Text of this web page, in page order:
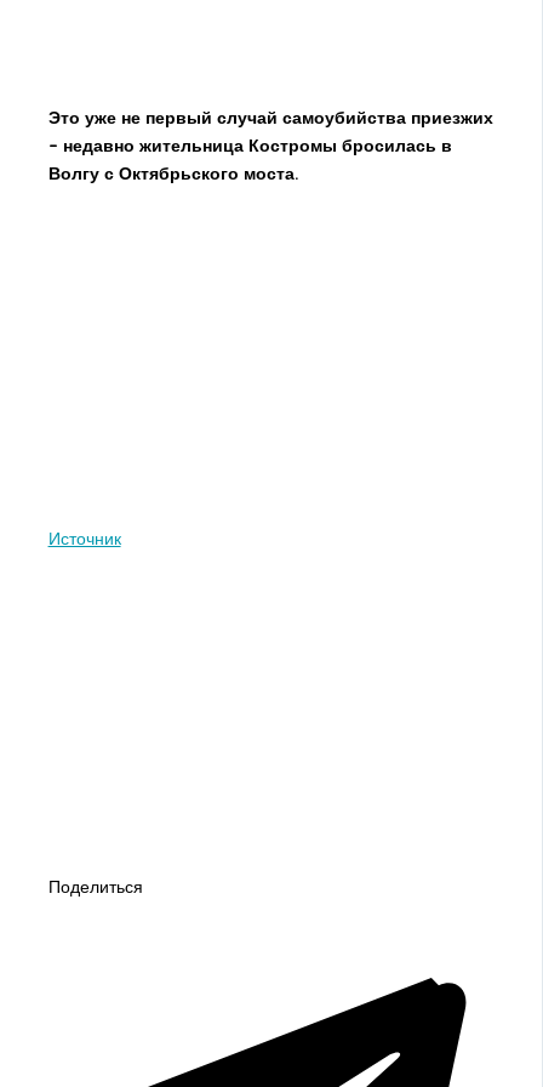
Это уже не первый случай самоубийства приезжих
– недавно жительница Костромы бросилась в
Волгу с Октябрьского моста.
Источник
Поделиться